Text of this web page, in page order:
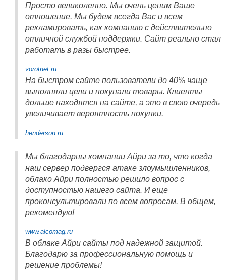
Просто великолепно. Мы очень ценим Ваше
отношение. Мы будем всегда Вас и всем
рекламировать, как компанию с действительно
отличной службой поддержки. Сайт реально стал
работать в разы быстрее.
vorotnet.ru
На быстром сайте пользователи до 40% чаще
выполняли цели и покупали товары. Клиенты
дольше находятся на сайте, а это в свою очередь
увеличивает вероятность покупки.
henderson.ru
Мы благодарны компании Айри за то, что когда
наш сервер подвергся атаке злоумышленников,
облако Айри полностью решило вопрос с
доступностью нашего сайта. И еще
проконсультировали по всем вопросам. В общем,
рекомендую!
www.alcomag.ru
В облаке Айри сайты под надежной защитой.
Благодарю за профессиональную помощь и
решение проблемы!